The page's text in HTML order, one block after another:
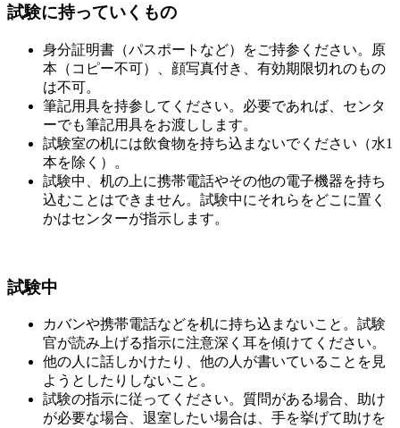
試験に持っていくもの
身分証明書（パスポートなど）をご持参ください。原
本（コピー不可）、顔写真付き、有効期限切れのもの
は不可。
筆記用具を持参してください。必要であれば、センタ
ーでも筆記用具をお渡しします。
試験室の机には飲食物を持ち込まないでください（水1
本を除く）。
試験中、机の上に携帯電話やその他の電子機器を持ち
込むことはできません。試験中にそれらをどこに置く
かはセンターが指示します。
試験中
カバンや携帯電話などを机に持ち込まないこと。試験
官が読み上げる指示に注意深く耳を傾けてください。
他の人に話しかけたり、他の人が書いていることを見
ようとしたりしないこと。
試験の指示に従ってください。質問がある場合、助け
が必要な場合、退室したい場合は、手を挙げて助けを